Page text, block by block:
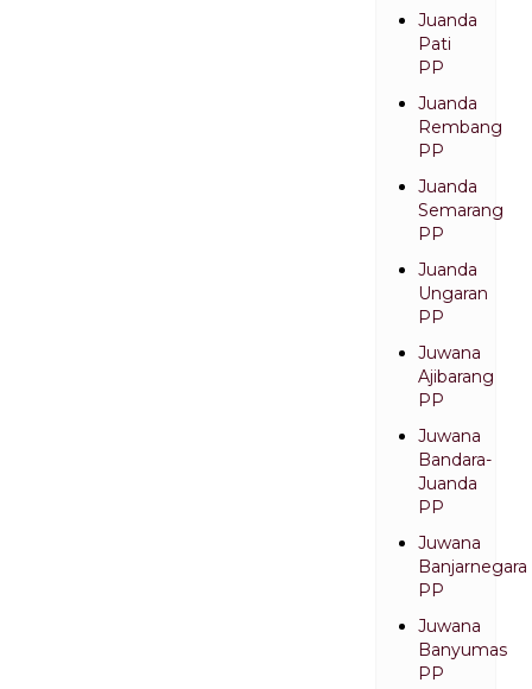
Juanda
Pati
PP
Juanda
Rembang
PP
Juanda
Semarang
PP
Juanda
Ungaran
PP
Juwana
Ajibarang
PP
Juwana
Bandara-
Juanda
PP
Juwana
Banjarnegara
PP
Juwana
Banyumas
PP